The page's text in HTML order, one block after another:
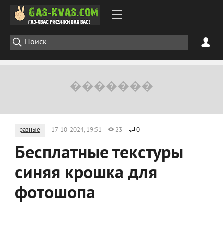
разные 17-10-2024, 19:51 23 0
Бесплатные текстуры
синяя крошка для
фотошопа